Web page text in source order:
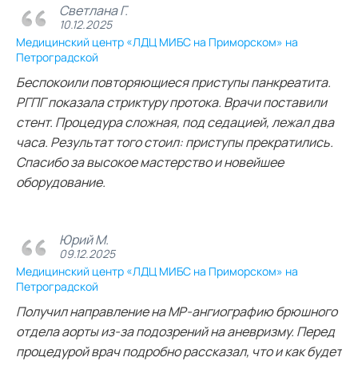
Светлана Г.
10.12.2025
Медицинский центр «ЛДЦ МИБС на Приморском» на
Петроградской
Беспокоили повторяющиеся приступы панкреатита.
РГПГ показала стриктуру протока. Врачи поставили
стент. Процедура сложная, под седацией, лежал два
часа. Результат того стоил: приступы прекратились.
Спасибо за высокое мастерство и новейшее
оборудование.
Юрий М.
09.12.2025
Медицинский центр «ЛДЦ МИБС на Приморском» на
Петроградской
Получил направление на МР‑ангиографию брюшного
отдела аорты из‑за подозрений на аневризму. Перед
процедурой врач подробно рассказал, что и как будет